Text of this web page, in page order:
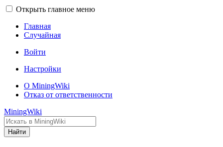
Открыть главное меню
Главная
Случайная
Войти
Настройки
О MiningWiki
Отказ от ответственности
MiningWiki
Найти